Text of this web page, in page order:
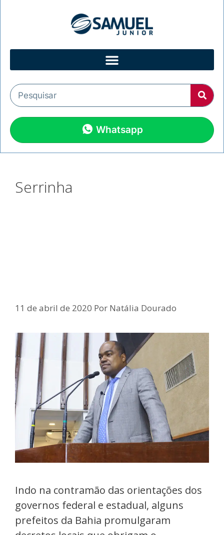
Whatsapp
Serrinha
11 de abril de 2020 Por Natália Dourado
Indo na contramão das orientações dos
governos federal e estadual, alguns
prefeitos da Bahia promulgaram